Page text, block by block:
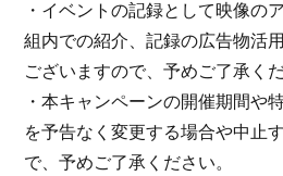
・イベントの記録として映像の
組内での紹介、記録の広告物活
ございますので、予めご了承くだ
・本キャンペーンの開催期間や
を予告なく変更する場合や中止
で、予めご了承ください。